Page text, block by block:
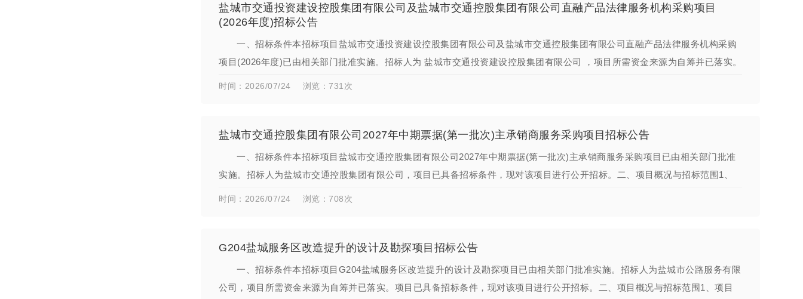
盐城市交通投资建设控股集团有限公司及盐城市交通控股集团有限公司直融产品法律服务机构采购项目
(2026年度)招标公告
一、招标条件本招标项目盐城市交通投资建设控股集团有限公司及盐城市交通控股集团有限公司直融产品法律服务机构采购
项目(2026年度)已由相关部门批准实施。招标人为 盐城市交通投资建设控股集团有限公司 ，项目所需资金来源为自筹并已落实。
项目已具备招标条件，现对该项目…
时间：2026/07/24 浏览：731次
盐城市交通控股集团有限公司2027年中期票据(第一批次)主承销商服务采购项目招标公告
一、招标条件本招标项目盐城市交通控股集团有限公司2027年中期票据(第一批次)主承销商服务采购项目已由相关部门批准
实施。招标人为盐城市交通控股集团有限公司，项目已具备招标条件，现对该项目进行公开招标。二、项目概况与招标范围1、
发行规模：不超过10亿元（含）人民…
时间：2026/07/24 浏览：708次
G204盐城服务区改造提升的设计及勘探项目招标公告
一、招标条件本招标项目G204盐城服务区改造提升的设计及勘探项目已由相关部门批准实施。招标人为盐城市公路服务有限
公司，项目所需资金来源为自筹并已落实。项目已具备招标条件，现对该项目进行公开招标。二、项目概况与招标范围1、项目